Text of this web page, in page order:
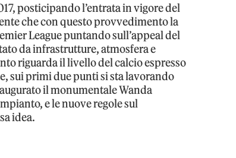
posticipando l’entrata in vigore del
che con questo provvedimento la
League puntando sull’appeal del
da infrastrutture, atmosfera e
riguarda il livello del calcio espresso
sui primi due punti si sta lavorando
il monumentale Wanda
e le nuove regole sul
idea.